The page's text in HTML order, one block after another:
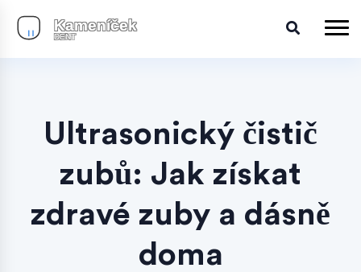
Ultrasonický čistič
zubů: Jak získat
zdravé zuby a dásně
doma